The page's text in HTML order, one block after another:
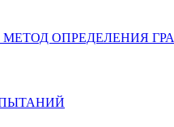
МЕТОД ОПРЕДЕЛЕНИЯ